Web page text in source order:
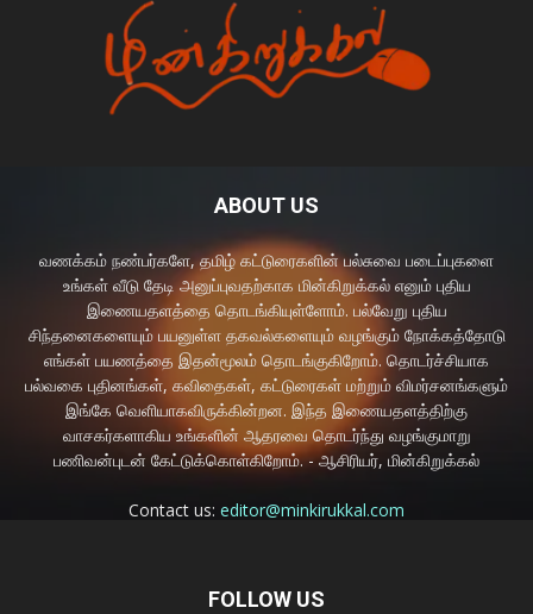
ABOUT US
வணக்கம் நண்பர்களே, தமிழ் கட்டுரைகளின் பல்சுவை படைப்புகளை
உங்கள் வீடு தேடி அனுப்புவதற்காக மின்கிறுக்கல் எனும் புதிய
இணையதளத்தை தொடங்கியுள்ளோம். பல்வேறு புதிய
சிந்தனைகளையும் பயனுள்ள தகவல்களையும் வழங்கும் நோக்கத்தோடு
எங்கள் பயணத்தை இதன்மூலம் தொடங்குகிறோம். தொடர்ச்சியாக
பல்வகை புதினங்கள், கவிதைகள், கட்டுரைகள் மற்றும் விமர்சனங்களும்
இங்கே வெளியாகவிருக்கின்றன. இந்த இணையதளத்திற்கு
வாசகர்களாகிய உங்களின் ஆதரவை தொடர்ந்து வழங்குமாறு
பணிவன்புடன் கேட்டுக்கொள்கிறோம். - ஆசிரியர், மின்கிறுக்கல்
Contact us: editor@minkirukkal.com
FOLLOW US